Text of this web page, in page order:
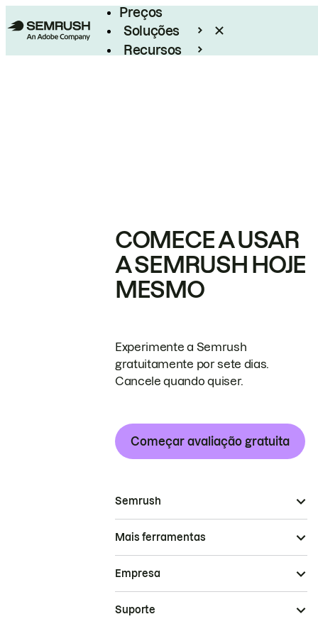
Preços
Soluções
Recursos
COMECE A USAR
A SEMRUSH HOJE
MESMO
Experimente a Semrush
gratuitamente por sete dias.
Cancele quando quiser.
Começar avaliação gratuita
Semrush
Mais ferramentas
Empresa
Suporte